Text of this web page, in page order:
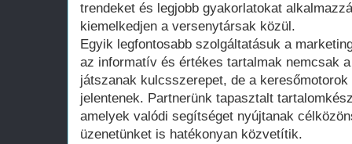
trendeket és legjobb gyakorlatokat
kiemelkedjen a versenytársak közül.
Egyik legfontosabb szolgáltatásuk a
az informatív és értékes tartalmak nemcsak
játszanak kulcsszerepet, de a
jelentenek. Partnerünk tapasztalt
amelyek valódi segítséget nyújtanak
üzenetünket is hatékonyan közvetítik.